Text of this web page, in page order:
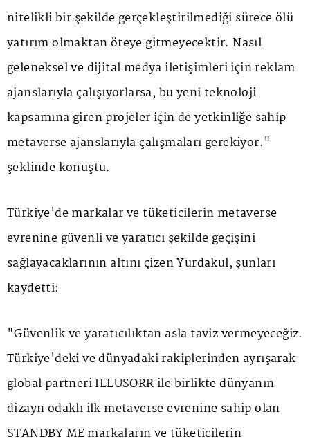
nitelikli bir şekilde gerçekleştirilmediği sürece ölü
yatırım olmaktan öteye gitmeyecektir. Nasıl
geleneksel ve dijital medya iletişimleri için reklam
ajanslarıyla çalışıyorlarsa, bu yeni teknoloji
kapsamına giren projeler için de yetkinliğe sahip
metaverse ajanslarıyla çalışmaları gerekiyor."
şeklinde konuştu.
Türkiye'de markalar ve tüketicilerin metaverse
evrenine güvenli ve yaratıcı şekilde geçişini
sağlayacaklarının altını çizen Yurdakul, şunları
kaydetti:
"Güvenlik ve yaratıcılıktan asla taviz vermeyeceğiz.
Türkiye'deki ve dünyadaki rakiplerinden ayrışarak
global partneri ILLUSORR ile birlikte dünyanın
dizayn odaklı ilk metaverse evrenine sahip olan
STANDBY ME markaların ve tüketicilerin